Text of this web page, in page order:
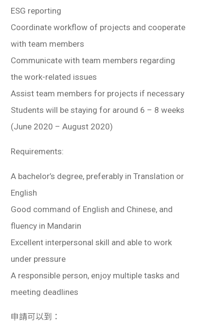
ESG reporting
Coordinate workflow of projects and cooperate
with team members
Communicate with team members regarding
the work-related issues
Assist team members for projects if necessary
Students will be staying for around 6 – 8 weeks
(June 2020 – August 2020)
Requirements:
A bachelor’s degree, preferably in Translation or
English
Good command of English and Chinese, and
fluency in Mandarin
Excellent interpersonal skill and able to work
under pressure
A responsible person, enjoy multiple tasks and
meeting deadlines
申請可以到：